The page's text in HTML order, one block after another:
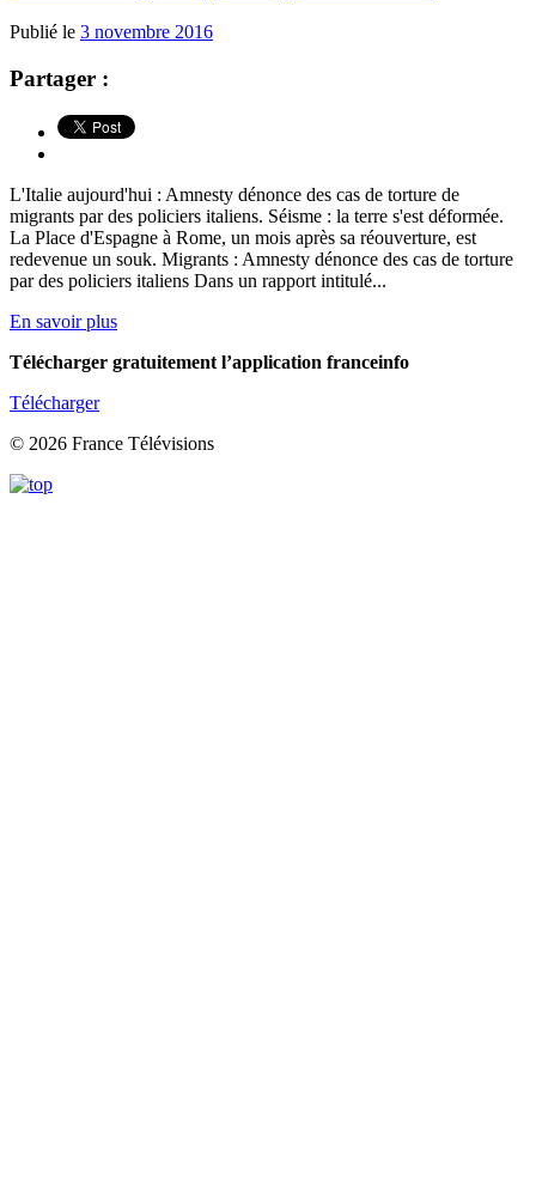
Publié le 3 novembre 2016
Partager :
L'Italie aujourd'hui : Amnesty dénonce des cas de torture de
migrants par des policiers italiens. Séisme : la terre s'est déformée.
La Place d'Espagne à Rome, un mois après sa réouverture, est
redevenue un souk. Migrants : Amnesty dénonce des cas de torture
par des policiers italiens Dans un rapport intitulé...
En savoir plus
Télécharger gratuitement l’application franceinfo
Télécharger
© 2026 France Télévisions